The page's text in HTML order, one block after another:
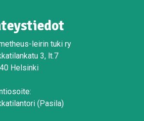
leirin tuki ry
3, lt.7
Helsinki
(Pasila)